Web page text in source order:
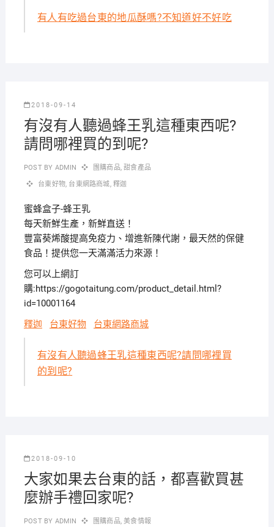
有人有吃過台東的地瓜酥嗎?不知道好不好吃
2018-09-14
有沒有人聽過蜂王乳這種東西呢?
請問哪裡買的到呢?
POST BY ADMIN 團購商品,甜食產品
台東好物, 台東網路商城, 釋迦
蜜蜂盒子-蜂王乳
每天新鮮生產，新鮮直送！
豐富葵烯酸提高免疫力、增進新陳代謝，最天然的保健
食品！提供您一天滿滿活力來源！
您可以上網訂
購:https://gogotaitung.com/product_detail.html?
id=10001164
釋迦
台東好物 台東網路商城
有沒有人聽過蜂王乳這種東西呢?請問哪裡買
的到呢?
2018-09-10
大家如果去台東的話，都喜歡買甚
麼辦手禮回家呢?
POST BY ADMIN 團購商品,美食情報